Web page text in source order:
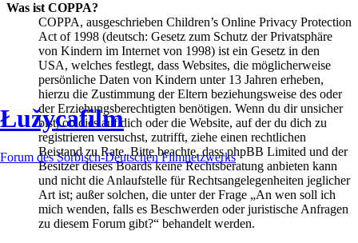
Łužycafilm
Forum des Sorbisch-Deutschen Filmnetzwerks
Was ist COPPA?
COPPA, ausgeschrieben Children’s Online Privacy Protection
Act of 1998 (deutsch: Gesetz zum Schutz der Privatsphäre
von Kindern im Internet von 1998) ist ein Gesetz in den
USA, welches festlegt, dass Websites, die möglicherweise
persönliche Daten von Kindern unter 13 Jahren erheben,
hierzu die Zustimmung der Eltern beziehungsweise des oder
der Erziehungsberechtigten benötigen. Wenn du dir unsicher
bist, ob dies auf dich oder die Website, auf der du dich zu
registrieren versuchst, zutrifft, ziehe einen rechtlichen
Beistand zu Rate. Bitte beachte, dass phpBB Limited und der
Besitzer dieses Boards keine Rechtsberatung anbieten kann
und nicht die Anlaufstelle für Rechtsangelegenheiten jeglicher
Art ist; außer solchen, die unter der Frage „An wen soll ich
mich wenden, falls es Beschwerden oder juristische Anfragen
zu diesem Forum gibt?“ behandelt werden.